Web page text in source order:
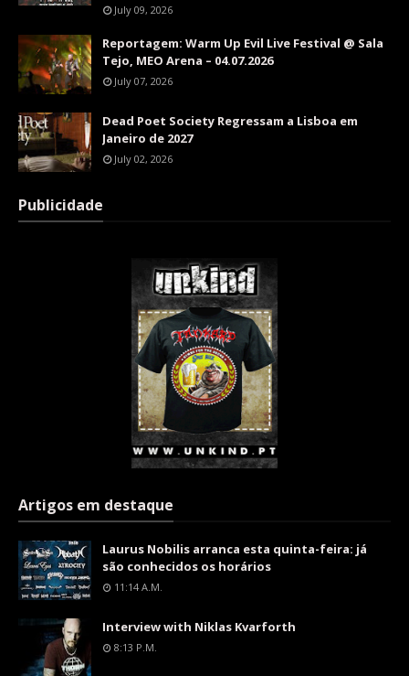
July 09, 2026
Reportagem: Warm Up Evil Live Festival @ Sala
Tejo, MEO Arena – 04.07.2026
July 07, 2026
Dead Poet Society Regressam a Lisboa em
Janeiro de 2027
July 02, 2026
Publicidade
Artigos em destaque
Laurus Nobilis arranca esta quinta-feira: já
são conhecidos os horários
11:14 A.m.
Interview with Niklas Kvarforth
8:13 P.m.